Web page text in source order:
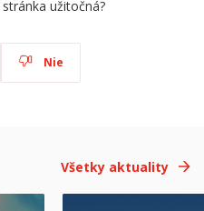
užitočná?
Nie
Všetky aktuality